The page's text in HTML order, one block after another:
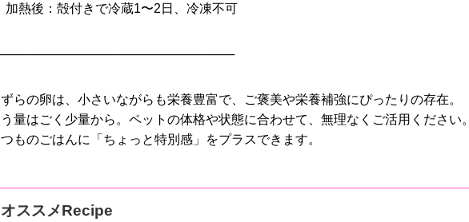
熱後：殻付きで冷蔵1〜2日、冷凍不可
らの卵は、小さいながらも栄養豊富で、ご褒美や栄養補強にぴったりの存在。
量はごく少量から。ペットの体格や状態に合わせて、無理なくご活用ください。
ものごはんに「ちょっと特別感」をプラスできます。
オススメRecipe